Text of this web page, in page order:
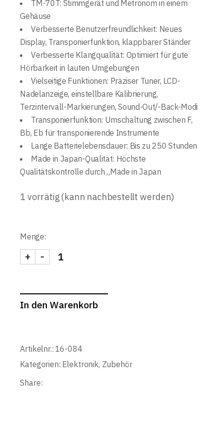
TM-70T: Stimmgerät und Metronom in einem
Gehäuse
Verbesserte Benutzerfreundlichkeit: Neues
Display, Transponierfunktion, klappbarer Ständer
Verbesserte Klangqualität: Optimiert für gute
Hörbarkeit in lauten Umgebungen
Vielseitige Funktionen: Präziser Tuner, LCD-
Nadelanzeige, einstellbare Kalibrierung,
Terzintervall-Markierungen, Sound-Out/-Back-Modi
Transponierfunktion: Umschaltung zwischen F,
Bb, Eb für transponierende Instrumente
Lange Batterielebensdauer: Bis zu 250 Stunden
Made in Japan-Qualität: Höchste
Qualitätskontrolle durch „Made in Japan
1 vorrätig (kann nachbestellt werden)
Menge:
KORG Metronom, Stimmgerät, TM-70T, schwarz
-
+
In den Warenkorb
Artikelnr.: 16-084
Kategorien: Elektronik, Zubehör
Share: